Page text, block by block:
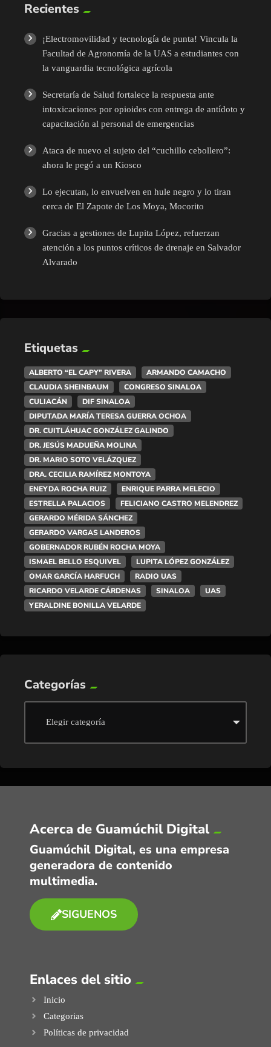
Recientes
¡Electromovilidad y tecnología de punta! Vincula la
Facultad de Agronomía de la UAS a estudiantes con
la vanguardia tecnológica agrícola
Secretaría de Salud fortalece la respuesta ante
intoxicaciones por opioides con entrega de antídoto y
capacitación al personal de emergencias
Ataca de nuevo el sujeto del “cuchillo cebollero”:
ahora le pegó a un Kiosco
Lo ejecutan, lo envuelven en hule negro y lo tiran
cerca de El Zapote de Los Moya, Mocorito
Gracias a gestiones de Lupita López, refuerzan
atención a los puntos críticos de drenaje en Salvador
Alvarado
Etiquetas
ALBERTO “EL CAPY” RIVERA
ARMANDO CAMACHO
CLAUDIA SHEINBAUM
CONGRESO SINALOA
CULIACÁN
DIF SINALOA
DIPUTADA MARÍA TERESA GUERRA OCHOA
DR. CUITLÁHUAC GONZÁLEZ GALINDO
DR. JESÚS MADUEÑA MOLINA
DR. MARIO SOTO VELÁZQUEZ
DRA. CECILIA RAMÍREZ MONTOYA
ENEYDA ROCHA RUIZ
ENRIQUE PARRA MELECIO
ESTRELLA PALACIOS
FELICIANO CASTRO MELENDREZ
GERARDO MÉRIDA SÁNCHEZ
GERARDO VARGAS LANDEROS
GOBERNADOR RUBÉN ROCHA MOYA
ISMAEL BELLO ESQUIVEL
LUPITA LÓPEZ GONZÁLEZ
OMAR GARCÍA HARFUCH
RADIO UAS
RICARDO VELARDE CÁRDENAS
SINALOA
UAS
YERALDINE BONILLA VELARDE
Categorías
Acerca de Guamúchil Digital
Guamúchil Digital, es una empresa
generadora de contenido
multimedia.
SIGUENOS
Enlaces del sitio
Inicio
Categorias
Políticas de privacidad